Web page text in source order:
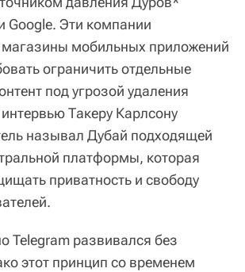
Google. Эти компании
магазины мобильных приложений
ограничить отдельные
под угрозой удаления
Такеру Карлсону
называл Дубай подходящей
платформы, которая
приватность и свободу
Telegram развивался без
этот принцип со временем